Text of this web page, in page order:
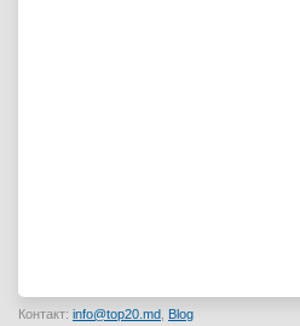
Контакт: info@top20.md Blog